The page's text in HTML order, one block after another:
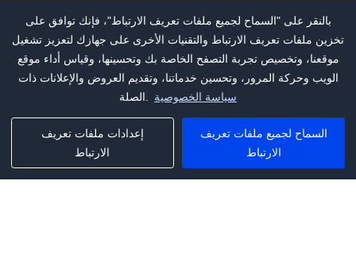
بالنقر على "السماح لجميع ملفات تعريف الارتباط"، فإنك توافق على
تخزين ملفات تعريف الارتباط والتقنيات الأخرى على جهازك لتعزيز تشغيل
موقعنا، وتخصيص تجربة التصفح الخاصة بك وتحسينها، وقياس أداء موقع
الويب وحركة المرور، وتحسين خدماتنا، وتقديم العروض والإعلانات ذات
سياسة الخصوصية
إعدادات ملفات تعريف
الارتباط
السماح لجميع ملفات تعريف
الارتباط